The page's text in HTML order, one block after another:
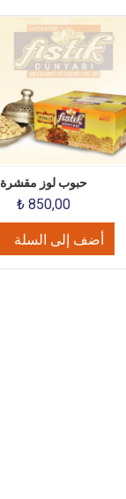
حبوب لوز مقشرة
₺ 850,00
أضف إلى السلة